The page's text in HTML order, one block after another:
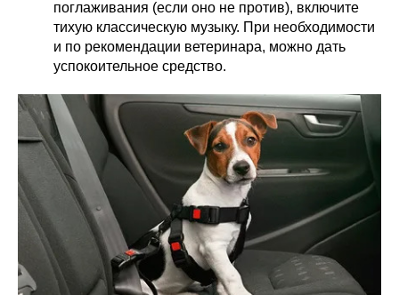
поглаживания (если оно не против), включите
тихую классическую музыку. При необходимости
и по рекомендации ветеринара, можно дать
успокоительное средство.